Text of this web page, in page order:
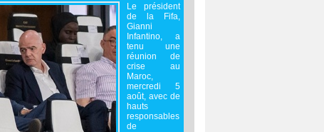
Le président
de la Fifa,
Gianni
Infantino, a
tenu une
réunion de
crise au
Maroc,
mercredi 5
août, avec de
hauts
responsables
de